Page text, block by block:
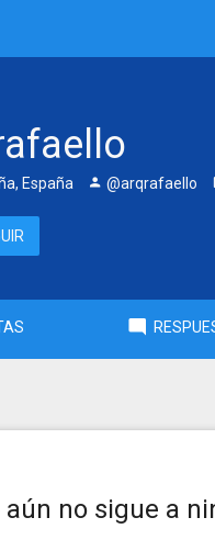
España @arqrafaello
no sigue a